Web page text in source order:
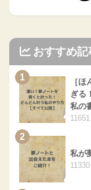
おすすめ記
1
［
ぎる
私の
2
私が